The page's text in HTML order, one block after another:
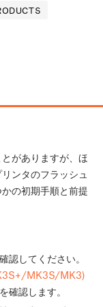
がありますが、ほ
ンタのフラッシュ
の初期手順と前提
認してください。
MK3S/MK3)
確認します。